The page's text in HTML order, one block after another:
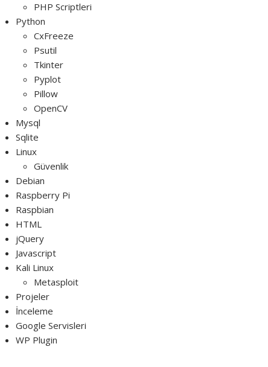
PHP Scriptleri
Python
CxFreeze
Psutil
Tkinter
Pyplot
Pillow
OpenCV
Mysql
Sqlite
Linux
Güvenlik
Debian
Raspberry Pi
Raspbian
HTML
jQuery
Javascript
Kali Linux
Metasploit
Projeler
İnceleme
Google Servisleri
WP Plugin